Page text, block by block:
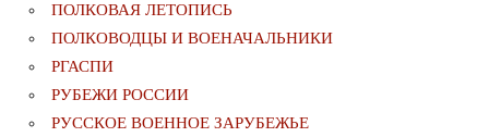
ПОЛКОВАЯ ЛЕТОПИСЬ
ПОЛКОВОДЦЫ И ВОЕНАЧАЛЬНИКИ
РГАСПИ
РУБЕЖИ РОССИИ
РУССКОЕ ВОЕННОЕ ЗАРУБЕЖЬЕ